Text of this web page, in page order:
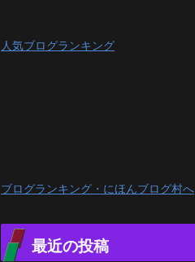
人気ブログランキング
ブログランキング・にほんブログ村へ
最近の投稿